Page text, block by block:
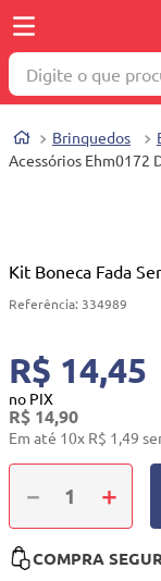
Digite o que
Brinquedos
Acessórios Ehm0172
Kit Boneca Fada
Referência: 334989
R$ 14,45
no PIX
R$ 14,90
Em até 10x R$ 1,49
＋
－
COMPRA